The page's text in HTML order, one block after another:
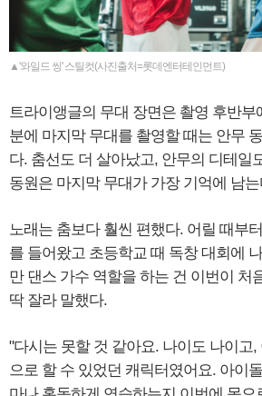
▲'와일드 씽' 스틸컷(사진출처=롯데엔터테인먼트)
트라이앵글의 무대 장면은 촬영 후반부
분에 마지막 무대를 촬영할 때는 안무
다. 춤선도 더 살아났고, 안무의 디테일
동원은 마지막 무대가 가장 기억에 남
노래는 춤보다 훨씬 편했다. 어릴 때부
를 들어왔고 초등학교 때 독창 대회에
만 댄스 가수 역할을 하는 건 이번이 처
딱 잘라 말했다.
"다시는 못할 것 같아요. 나이도 나이고
으로 할 수 있었던 캐릭터였어요. 아이